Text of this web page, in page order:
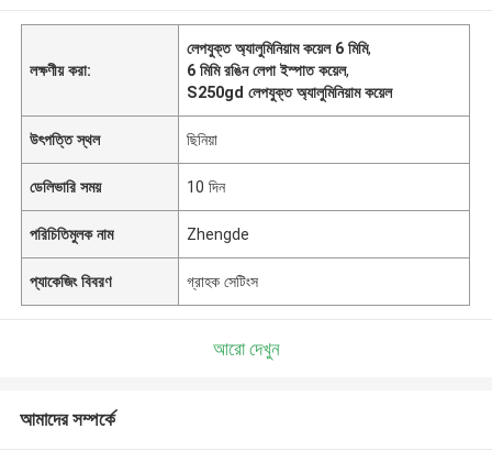
লক্ষণীয় করা:
লেপযুক্ত অ্যালুমিনিয়াম কয়েল 6 মিমি,
6 মিমি রঙিন লেপা ইস্পাত কয়েল,
S250gd লেপযুক্ত অ্যালুমিনিয়াম কয়েল
উৎপত্তি স্থল ছিনিয়া
ডেলিভারি সময় 10 দিন
পরিচিতিমুলক নাম Zhengde
প্যাকেজিং বিবরণ গ্রাহক সেটিংস
আরো দেখুন
আমাদের সম্পর্কে